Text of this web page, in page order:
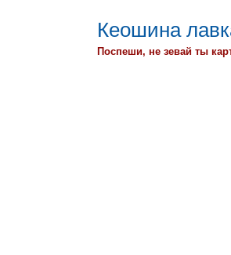
Кеошина
Поспеши, не зевай ты